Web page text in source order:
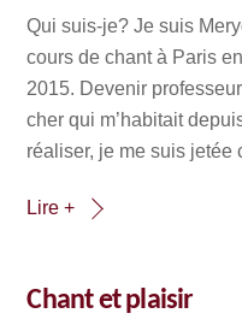
Qui suis-je? Je suis
cours de chant à Paris
2015. Devenir
cher qui m’habitait
réaliser, je me suis
Lire +
Chant et plaisir